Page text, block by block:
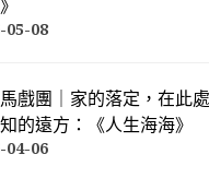
05-08
戲團｜家的落定，在此
的遠方：《人生海海》
04-06